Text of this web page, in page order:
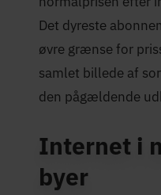
Det dyreste
øvre grænse for
samlet billede af
den pågældende
Internet i
byer